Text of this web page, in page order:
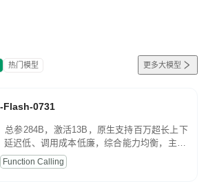
热门模型 更多大模型
Flash-0731
总参284B，激活13B，原生支持百万超长上下
延迟低、调用成本低廉，综合能力均衡，主打
合日常对话、内容创作、基础 RAG、批量
景。
Function Calling